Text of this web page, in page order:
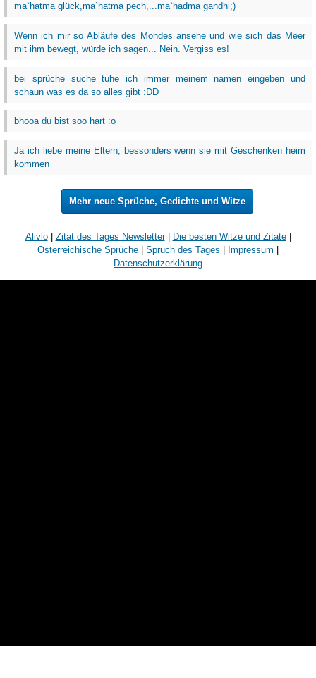
ma`hatma glück,ma`hatma pech,...ma`hadma gandhi;)
Wenn ich mir so Abläufe des Mondes ansehe und wie sich das Meer
mit ihm bewegt, würde ich sagen... Nein. Vergiss es!
bei sprüche suche tuhe ich immer meinem namen eingeben und
schaun was es da so alles gibt :DD
bhooa du bist soo hart :o
Ja ich liebe meine Eltern, bessonders wenn sie mit Geschenken heim
kommen
Mehr neue Sprüche, Gedichte und Witze
Alivlo| Zitat des Tages Newsletter| Die besten Witze und Zitate|
Österreichische Sprüche | Spruch des Tages | Impressum |
Datenschutzerklärung